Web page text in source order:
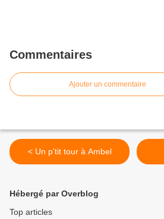
Commentaires
Ajouter un commentaire
< Un p'tit tour à Ambel
Hébergé par Overblog
Top articles